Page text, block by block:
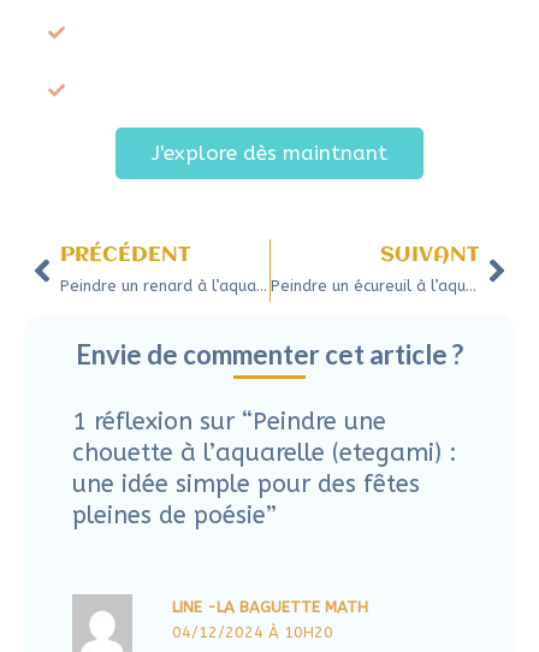
J'explore dès maintnant
PRÉCÉDENT
Peindre un renard à l’aquarelle pour illuminer votre calendrier de l’Avent
SUIVANT
Peindre un écureuil à l’aquarelle : l’etegami, la carte-message pour célébrer l’hiver
Envie de commenter cet article ?
1 réflexion sur “Peindre une
chouette à l’aquarelle (etegami) :
une idée simple pour des fêtes
pleines de poésie”
LINE -LA BAGUETTE MATH
04/12/2024 À 10H20